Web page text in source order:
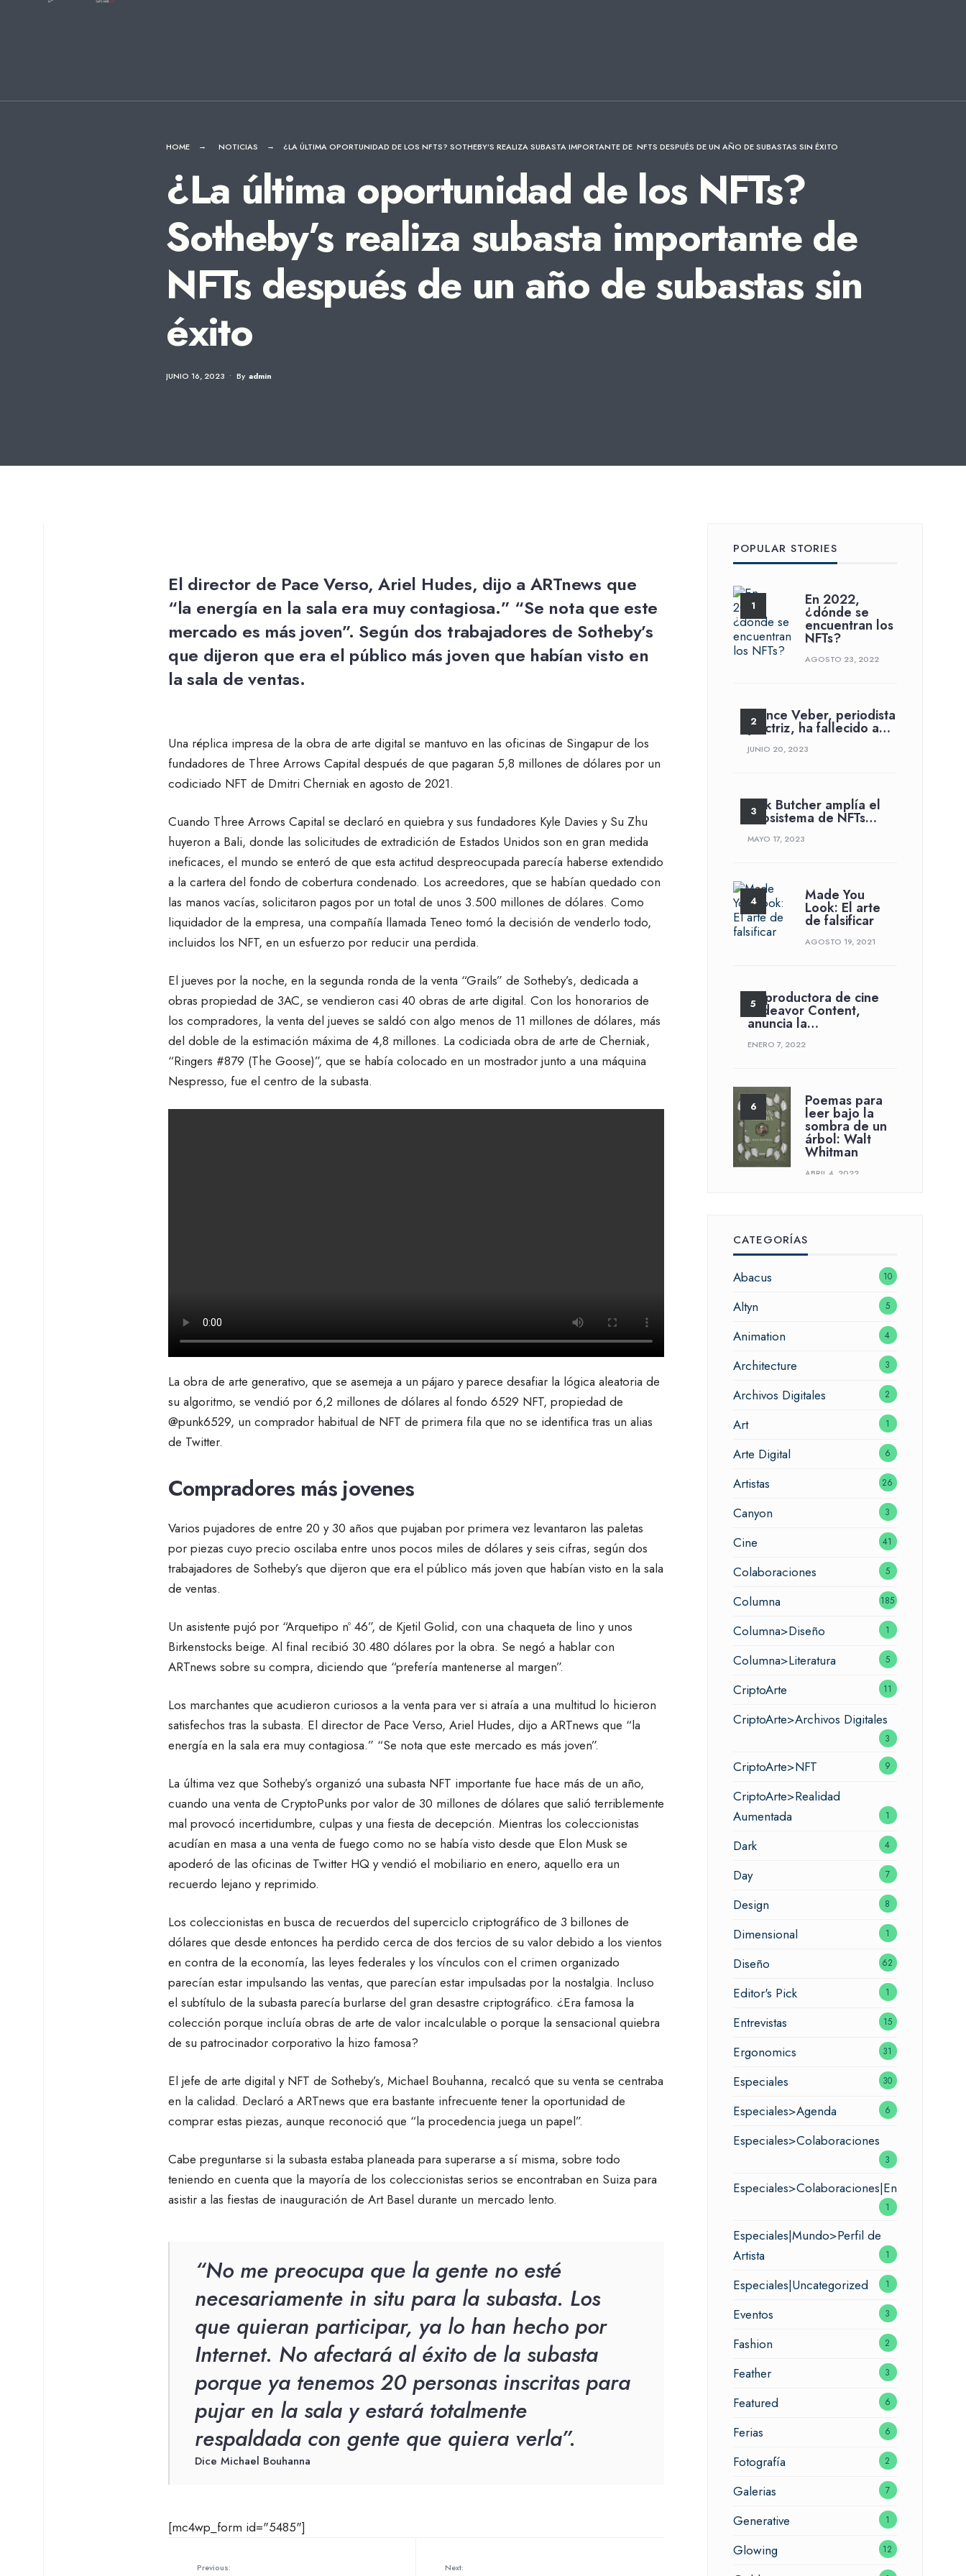
HOME NOTICIAS ¿LA ÚLTIMA OPORTUNIDAD DE LOS NFTS? SOTHEBY’S REALIZA SUBASTA IMPORTANTE DE NFTS DESPUÉS DE UN AÑO DE SUBASTAS SIN ÉXITO
¿La última oportunidad de los NFTs?
Sotheby’s realiza subasta importante de
NFTs después de un año de subastas sin
éxito
JUNIO 16, 2023 • By Admin
El director de Pace Verso, Ariel Hudes, dijo a ARTnews que
“la energía en la sala era muy contagiosa.” “Se nota que este
mercado es más joven”. Según dos trabajadores de Sotheby’s
que dijeron que era el público más joven que habían visto en
la sala de ventas.
Una réplica impresa de la obra de arte digital se mantuvo en las oficinas de Singapur de los
fundadores de Three Arrows Capital después de que pagaran 5,8 millones de dólares por un
codiciado NFT de Dmitri Cherniak en agosto de 2021.
Cuando Three Arrows Capital se declaró en quiebra y sus fundadores Kyle Davies y Su Zhu
huyeron a Bali, donde las solicitudes de extradición de Estados Unidos son en gran medida
ineficaces, el mundo se enteró de que esta actitud despreocupada parecía haberse extendido
a la cartera del fondo de cobertura condenado. Los acreedores, que se habían quedado con
las manos vacías, solicitaron pagos por un total de unos 3.500 millones de dólares. Como
liquidador de la empresa, una compañía llamada Teneo tomó la decisión de venderlo todo,
incluidos los NFT, en un esfuerzo por reducir una perdida.
El jueves por la noche, en la segunda ronda de la venta “Grails” de Sotheby’s, dedicada a
obras propiedad de 3AC, se vendieron casi 40 obras de arte digital. Con los honorarios de
los compradores, la venta del jueves se saldó con algo menos de 11 millones de dólares, más
del doble de la estimación máxima de 4,8 millones. La codiciada obra de arte de Cherniak,
“Ringers #879 (The Goose)”, que se había colocado en un mostrador junto a una máquina
Nespresso, fue el centro de la subasta.
La obra de arte generativo, que se asemeja a un pájaro y parece desafiar la lógica aleatoria de
su algoritmo, se vendió por 6,2 millones de dólares al fondo 6529 NFT, propiedad de
@punk6529, un comprador habitual de NFT de primera fila que no se identifica tras un alias
de Twitter.
Compradores más jovenes
Varios pujadores de entre 20 y 30 años que pujaban por primera vez levantaron las paletas
por piezas cuyo precio oscilaba entre unos pocos miles de dólares y seis cifras, según dos
trabajadores de Sotheby’s que dijeron que era el público más joven que habían visto en la sala
de ventas.
Un asistente pujó por “Arquetipo nº 46”, de Kjetil Golid, con una chaqueta de lino y unos
Birkenstocks beige. Al final recibió 30.480 dólares por la obra. Se negó a hablar con
ARTnews sobre su compra, diciendo que “prefería mantenerse al margen”.
Los marchantes que acudieron curiosos a la venta para ver si atraía a una multitud lo hicieron
satisfechos tras la subasta. El director de Pace Verso, Ariel Hudes, dijo a ARTnews que “la
energía en la sala era muy contagiosa.” “Se nota que este mercado es más joven”.
La última vez que Sotheby’s organizó una subasta NFT importante fue hace más de un año,
cuando una venta de CryptoPunks por valor de 30 millones de dólares que salió terriblemente
mal provocó incertidumbre, culpas y una fiesta de decepción. Mientras los coleccionistas
acudían en masa a una venta de fuego como no se había visto desde que Elon Musk se
apoderó de las oficinas de Twitter HQ y vendió el mobiliario en enero, aquello era un
recuerdo lejano y reprimido.
Los coleccionistas en busca de recuerdos del superciclo criptográfico de 3 billones de
dólares que desde entonces ha perdido cerca de dos tercios de su valor debido a los vientos
en contra de la economía, las leyes federales y los vínculos con el crimen organizado
parecían estar impulsando las ventas, que parecían estar impulsadas por la nostalgia. Incluso
el subtítulo de la subasta parecía burlarse del gran desastre criptográfico. ¿Era famosa la
colección porque incluía obras de arte de valor incalculable o porque la sensacional quiebra
de su patrocinador corporativo la hizo famosa?
El jefe de arte digital y NFT de Sotheby’s, Michael Bouhanna, recalcó que su venta se centraba
en la calidad. Declaró a ARTnews que era bastante infrecuente tener la oportunidad de
comprar estas piezas, aunque reconoció que “la procedencia juega un papel”.
Cabe preguntarse si la subasta estaba planeada para superarse a sí misma, sobre todo
teniendo en cuenta que la mayoría de los coleccionistas serios se encontraban en Suiza para
asistir a las fiestas de inauguración de Art Basel durante un mercado lento.
“No me preocupa que la gente no esté
necesariamente in situ para la subasta. Los
que quieran participar, ya lo han hecho por
Internet. No afectará al éxito de la subasta
porque ya tenemos 20 personas inscritas para
pujar en la sala y estará totalmente
respaldada con gente que quiera verla”.
Dice Michael Bouhanna
[mc4wp_form id="5485"]
Previous: Next:
POPULAR STORIES
En 2022,
¿dónde se
encuentran los
NFTs?
AGOSTO 23, 2022
France Veber, periodista
y actriz, ha fallecido a…
JUNIO 20, 2023
Jack Butcher amplía el
ecosistema de NFTs…
MAYO 17, 2023
Made You
Look: El arte
de falsificar
AGOSTO 19, 2021
La productora de cine
Endeavor Content,
anuncia la…
ENERO 7, 2022
Poemas para
leer bajo la
sombra de un
árbol: Walt
Whitman
ABRIL 4, 2022
CATEGORÍAS
Abacus 10
Altyn 5
Animation 4
Architecture 3
Archivos Digitales 2
Art 1
Arte Digital 6
Artistas 26
Canyon 3
Cine 41
Colaboraciones 5
Columna 185
Columna>Diseño 1
Columna>Literatura 5
CriptoArte 11
CriptoArte>Archivos Digitales
3
CriptoArte>NFT 9
CriptoArte>Realidad
Aumentada
1
Dark 4
Day 7
Design 8
Dimensional 1
Diseño 62
Editor's Pick 1
Entrevistas 15
Ergonomics 31
Especiales 30
Especiales>Agenda 6
Especiales>Colaboraciones
3
Especiales>Colaboraciones|Entrevistas
1
Especiales|Mundo>Perfil de
Artista
1
Especiales|Uncategorized 1
Eventos 3
Fashion 2
Feather 3
Featured 6
Ferias 6
Fotografía 2
Galerias 7
Generative 1
Glowing 12